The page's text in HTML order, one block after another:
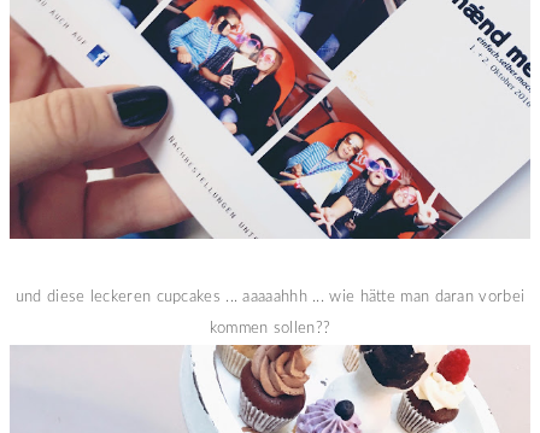
und diese leckeren cupcakes ... aaaaahhh ... wie hätte man daran vorbei
kommen sollen??